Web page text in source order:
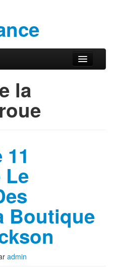
la
roue
Le
Boutique
admin